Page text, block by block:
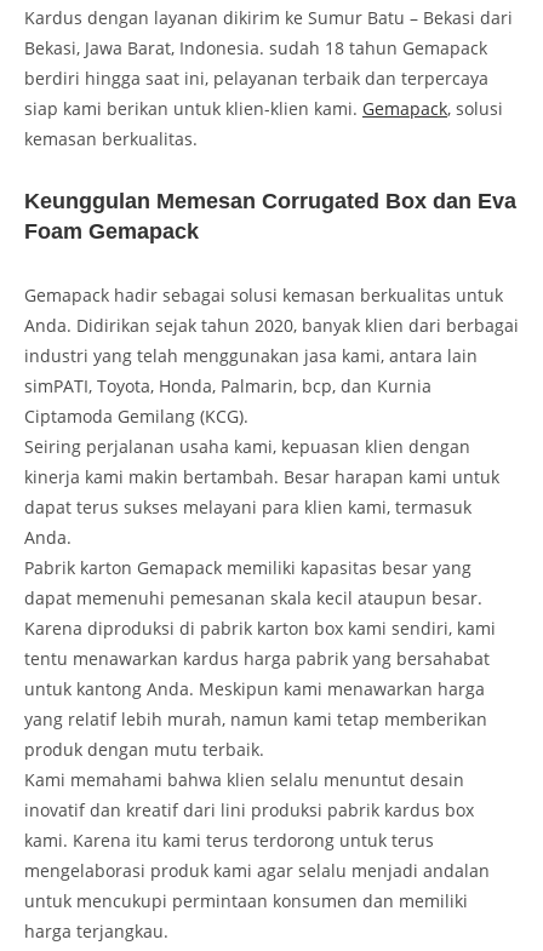
Kardus dengan layanan dikirim ke Sumur Batu – Bekasi dari
Bekasi, Jawa Barat, Indonesia. sudah 18 tahun Gemapack
berdiri hingga saat ini, pelayanan terbaik dan terpercaya
siap kami berikan untuk klien-klien kami. Gemapack, solusi
kemasan berkualitas.
Keunggulan Memesan Corrugated Box dan Eva
Foam Gemapack
Gemapack hadir sebagai solusi kemasan berkualitas untuk
Anda. Didirikan sejak tahun 2020, banyak klien dari berbagai
industri yang telah menggunakan jasa kami, antara lain
simPATI, Toyota, Honda, Palmarin, bcp, dan Kurnia
Ciptamoda Gemilang (KCG).
Seiring perjalanan usaha kami, kepuasan klien dengan
kinerja kami makin bertambah. Besar harapan kami untuk
dapat terus sukses melayani para klien kami, termasuk
Anda.
Pabrik karton Gemapack memiliki kapasitas besar yang
dapat memenuhi pemesanan skala kecil ataupun besar.
Karena diproduksi di pabrik karton box kami sendiri, kami
tentu menawarkan kardus harga pabrik yang bersahabat
untuk kantong Anda. Meskipun kami menawarkan harga
yang relatif lebih murah, namun kami tetap memberikan
produk dengan mutu terbaik.
Kami memahami bahwa klien selalu menuntut desain
inovatif dan kreatif dari lini produksi pabrik kardus box
kami. Karena itu kami terus terdorong untuk terus
mengelaborasi produk kami agar selalu menjadi andalan
untuk mencukupi permintaan konsumen dan memiliki
harga terjangkau.